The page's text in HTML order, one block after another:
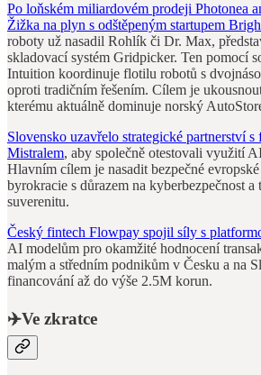
Po loňském miliardovém prodeji Photonea
Žižka na plyn s odštěpeným startupem
roboty už nasadil Rohlík či Dr. Max,
skladovací systém Gridpicker. Ten pomocí
Intuition koordinuje flotilu robotů s
oproti tradičním řešením. Cílem je
kterému aktuálně dominuje norský
Slovensko uzavřelo strategické partnerství s
Mistralem, aby společně otestovali využití
Hlavním cílem je nasadit bezpečné
byrokracie s důrazem na kyberbezpečnost a
suverenitu.
Český fintech Flowpay spojil síly s
AI modelům pro okamžité hodnocení
malým a středním podnikům v Česku a na
financování až do výše 2.5M korun.
✈️Ve zkratce